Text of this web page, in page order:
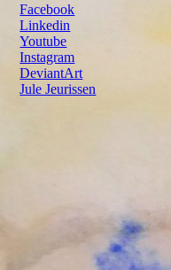
Facebook
Linkedin
Youtube
Instagram
DeviantArt
Jule Jeurissen